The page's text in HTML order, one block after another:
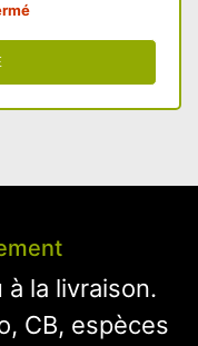
à la livraison.
CB, espèces